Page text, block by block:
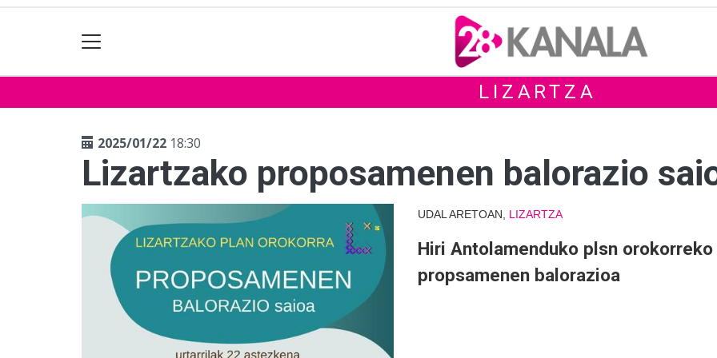
LIZARTZA
2025/01/22 18:30
Lizartzako proposamenen balorazio
UDAL ARETOAN, LIZARTZA
Hiri Antolamenduko plsn orokorreko
propsamenen balorazioa